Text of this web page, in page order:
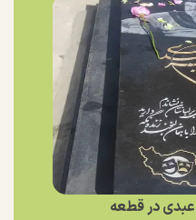
عبدی در قطعه